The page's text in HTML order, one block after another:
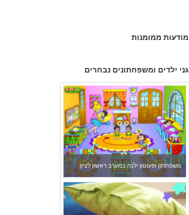
מודעות ממומנות
גני ילדים ומשפחתונים נבחרים
פעוטון פינוקי במודיעין
משפחתון ופעוטון ילנה במערב ראשון לציון